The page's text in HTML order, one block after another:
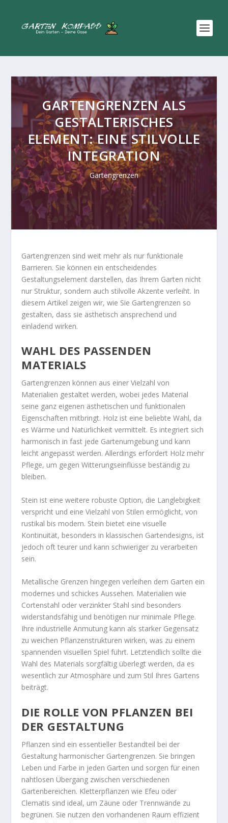
GARTENGRENZEN ALS
GESTALTERISCHES
ELEMENT: EINE STILVOLLE
INTEGRATION
Gartengrenzen
Gartengrenzen sind weit mehr als nur funktionale
Barrieren. Sie können ein entscheidendes
Gestaltungselement darstellen, das Ihrem Garten nicht
nur Struktur, sondern auch stilvolle Akzente verleiht. In
diesem Artikel zeigen wir, wie Sie Gartengrenzen so
gestalten, dass sie ästhetisch ansprechend und
einladend wirken.
WAHL DES PASSENDEN
MATERIALS
Gartengrenzen können aus einer Vielzahl von
Materialien gestaltet werden, wobei jedes Material
seine ganz eigenen ästhetischen und funktionalen
Eigenschaften mitbringt. Holz ist eine beliebte Wahl, da
es Wärme und Natürlichkeit vermittelt. Es integriert sich
harmonisch in fast jede Gartenumgebung und kann
leicht angepasst werden. Allerdings erfordert Holz mehr
Pflege, um gegen Witterungseinflüsse beständig zu
bleiben.
Stein ist eine weitere robuste Option, die Langlebigkeit
verspricht und eine Vielzahl von Stilen ermöglicht, von
rustikal bis modern. Stein bietet eine visuelle
Kontinuität, besonders in klassischen Gartendesigns, ist
jedoch oft teurer und kann schwieriger zu verarbeiten
sein.
Metallische Grenzen hingegen verleihen dem Garten ein
modernes und schickes Aussehen. Materialien wie
Cortenstahl oder verzinkter Stahl sind besonders
widerstandsfähig und benötigen nur minimale Pflege.
Ihre industrielle Anmutung kann als starker Gegensatz
zu weichen Pflanzenstrukturen wirken, was zu einem
spannenden visuellen Spiel führt. Letztendlich sollte die
Wahl des Materials sorgfältig überlegt werden, da es
wesentlich zur Atmosphäre und zum Stil Ihres Gartens
beiträgt.
DIE ROLLE VON PFLANZEN BEI
DER GESTALTUNG
Pflanzen sind ein essentieller Bestandteil bei der
Gestaltung harmonischer Gartengrenzen. Sie bringen
Leben und Farbe in jeden Garten und sorgen für einen
nahtlosen Übergang zwischen verschiedenen
Gartenbereichen. Kletterpflanzen wie Efeu oder
Clematis sind ideal, um Zäune oder Trennwände zu
begrünen. Sie nutzen den vorhandenen Raum effizient